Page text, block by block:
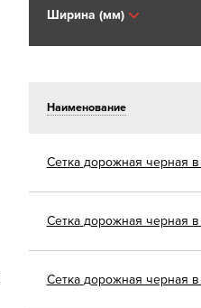
Ширина (мм)
Наименование
Сетка дорожная черная в
Сетка дорожная черная в
Сетка дорожная черная в